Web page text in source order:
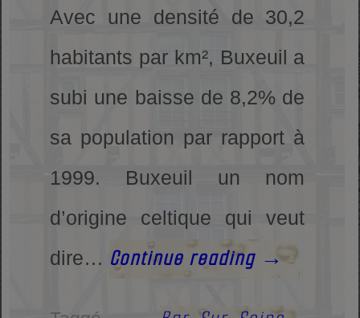
Avec une densité de 30,2
habitants par km², Buxeuil a
subi une baisse de 8,2% de
sa population par rapport à
1999. Buxeuil un nom
d’origine celtique qui veut
dire… Continue reading →